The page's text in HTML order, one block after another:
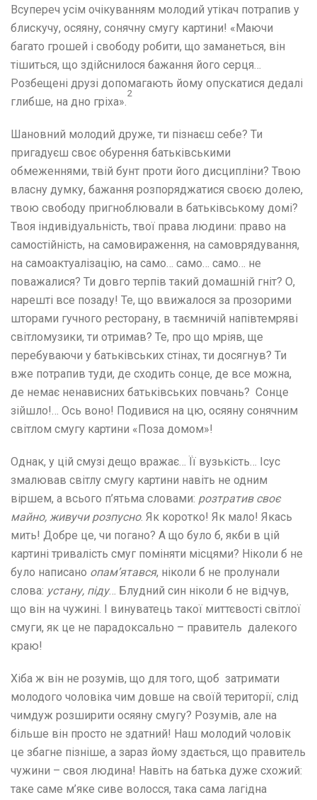
Всупереч усім очікуванням молодий утікач потрапив у
блискучу, осяяну, сонячну смугу картини! «Маючи
багато грошей і свободу робити, що заманеться, він
тішиться, що здійснилося бажання його серця…
Розбещені друзі допомагають йому опускатися дедалі
глибше, на дно гріха».
2
Шановний молодий друже, ти пізнаєш себе? Ти
пригадуєш своє обурення батьківськими
обмеженнями, твій бунт проти його дисципліни? Твою
власну думку, бажання розпоряджатися своєю долею,
твою свободу пригноблювали в батьківському домі?
Твоя індивідуальність, твої права людини: право на
самостійність, на самовираження, на самоврядування,
на самоактуалізацію, на само… само… само… не
поважалися? Ти довго терпів такий домашній гніт? О,
нарешті все позаду! Те, що ввижалося за прозорими
шторами гучного ресторану, в таємничій напівтемряві
світломузики, ти отримав? Те, про що мріяв, ще
перебуваючи у батьківських стінах, ти досягнув? Ти
вже потрапив туди, де сходить сонце, де все можна,
де немає ненависних батьківських повчань? Сонце
зійшло!… Ось воно! Подивися на цю, осяяну сонячним
світлом смугу картини «Поза домом»!
Однак, у цій смузі дещо вражає… Її вузькість… Ісус
змалював світлу смугу картини навіть не одним
віршем, а всього п’ятьма словами: розтратив своє
майно, живучи розпусно. Як коротко! Як мало! Якась
мить! Добре це, чи погано? А що було б, якби в цій
картині тривалість смуг поміняти місцями? Ніколи б не
було написано опам’ятався, ніколи б не пролунали
слова: устану, піду… Блудний син ніколи б не відчув,
що він на чужині. І винуватець такої миттєвості світлої
смуги, як це не парадоксально – правитель далекого
краю!
Хіба ж він не розумів, що для того, щоб затримати
молодого чоловіка чим довше на своїй території, слід
чимдуж розширити осяяну смугу? Розумів, але на
більше він просто не здатний! Наш молодий чоловік
це збагне пізніше, а зараз йому здається, що правитель
чужини – своя людина! Навіть на батька дуже схожий:
таке саме м’яке сиве волосся, така сама лагідна